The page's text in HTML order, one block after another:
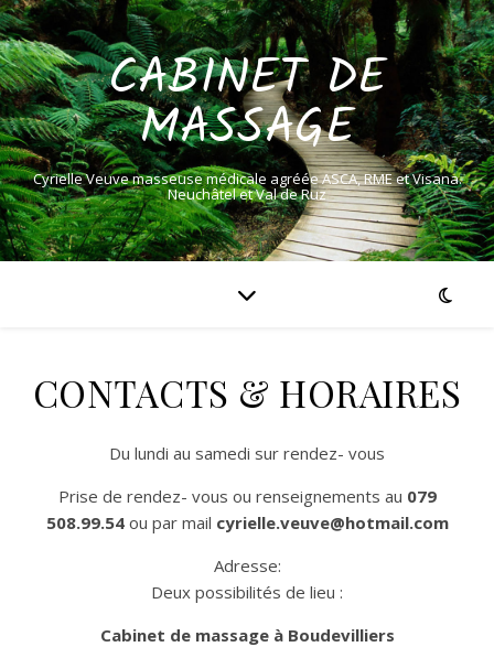
CABINET DE
MASSAGE
Cyrielle Veuve masseuse médicale agréée ASCA, RME et Visana.
Neuchâtel et Val de Ruz
CONTACTS & HORAIRES
Du lundi au samedi sur rendez- vous
Prise de rendez- vous ou renseignements au 079
508.99.54ou par mail cyrielle.veuve@hotmail.com
Adresse:
Deux possibilités de lieu :
Cabinet de massage à Boudevilliers